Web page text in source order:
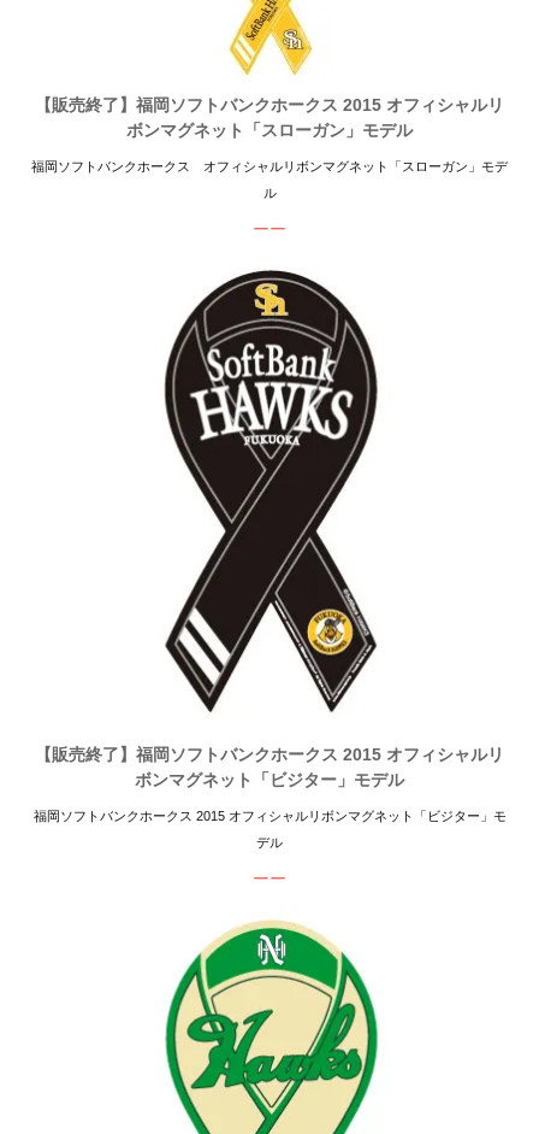
【販売終了】福岡ソフトバンクホークス 2015 オフィシャルリ
ボンマグネット「スローガン」モデル
福岡ソフトバンクホークス オフィシャルリボンマグネット「スローガン」モデ
ル
ーー
【販売終了】福岡ソフトバンクホークス 2015 オフィシャルリ
ボンマグネット「ビジター」モデル
福岡ソフトバンクホークス 2015 オフィシャルリボンマグネット「ビジター」モ
デル
ーー